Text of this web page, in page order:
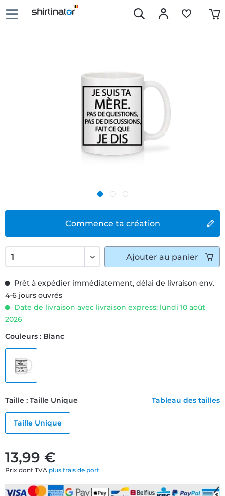
Commence ta création
13,99 €
Prix dont TVA plus frais de port
Prêt à expédier immédiatement, délai de livraison env.
4-6 jours ouvrés
Date de livraison avec livraison express: lundi 10 août
2026
Couleurs : Blanc
Taille : Taille Unique Tableau des tailles
Taille Unique
Ajouter au panier